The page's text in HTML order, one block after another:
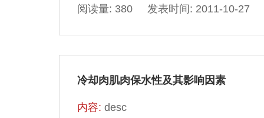
阅读量: 380 发表时间: 2011-10-27
冷却肉肌肉保水性及其影响因素
内容: desc